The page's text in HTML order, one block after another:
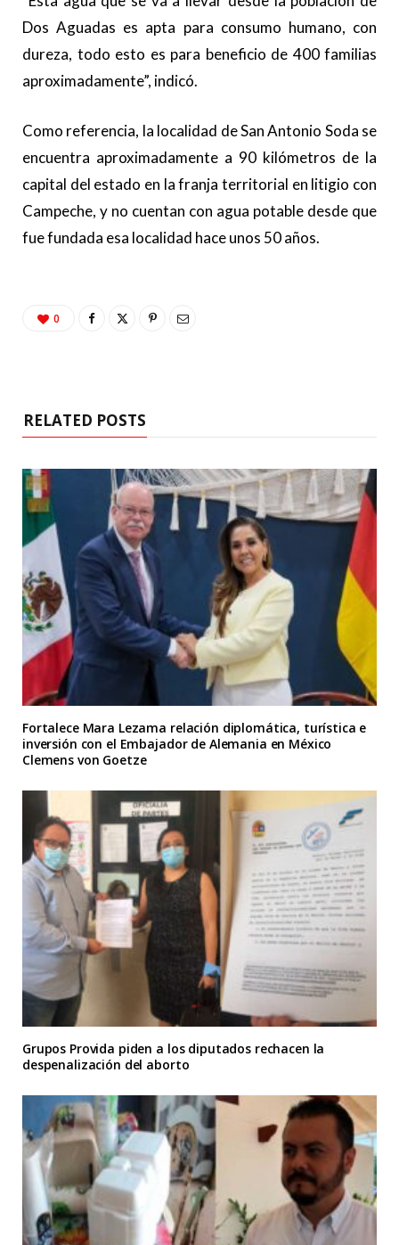
Dos Aguadas es apta para consumo humano, con
dureza, todo esto es para beneficio de 400 familias
aproximadamente”, indicó.
Como referencia, la localidad de San Antonio Soda se
encuentra aproximadamente a 90 kilómetros de la
capital del estado en la franja territorial en litigio con
Campeche, y no cuentan con agua potable desde que
fue fundada esa localidad hace unos 50 años.
0
RELATED POSTS
Fortalece Mara Lezama relación diplomática, turística e
inversión con el Embajador de Alemania en México
Clemens von Goetze
Grupos Provida piden a los diputados rechacen la
despenalización del aborto